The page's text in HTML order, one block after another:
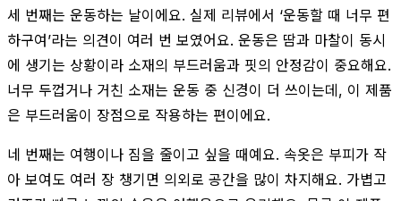
세 번째는 운동하는 날이에요. 실제 리뷰에서 ‘운동할 때 너무 편
하구여’라는 의견이 여러 번 보였어요. 운동은 땀과 마찰이 동시
에 생기는 상황이라 소재의 부드러움과 핏의 안정감이 중요해요.
너무 두껍거나 거친 소재는 운동 중 신경이 더 쓰이는데, 이 제품
은 부드러움이 장점으로 작용하는 편이에요.
네 번째는 여행이나 짐을 줄이고 싶을 때예요. 속옷은 부피가 작
아 보여도 여러 장 챙기면 의외로 공간을 많이 차지해요. 가볍고